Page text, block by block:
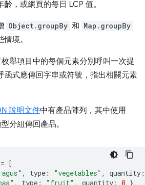
，或網頁的每日 LCP 值。
Object.groupBy 和 Map.groupBy
境。
舉項目中的每個元素分別呼叫一次提
函式應傳回字串或符號，指出相關元素
說明文件中有產品陣列，其中使用
分組傳回產品。
= [
, type : "vegetables" , quantity :
, type : "fruit" , quantity : 0 },